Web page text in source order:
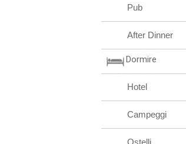
Pub
After Dinner
Dormire
Hotel
Campeggi
Ostelli